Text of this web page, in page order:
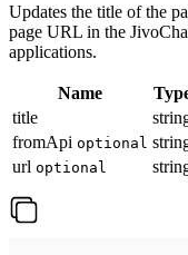
Updates the title of the
page URL in the
applications.
Name
title
fromApi optional
url optional